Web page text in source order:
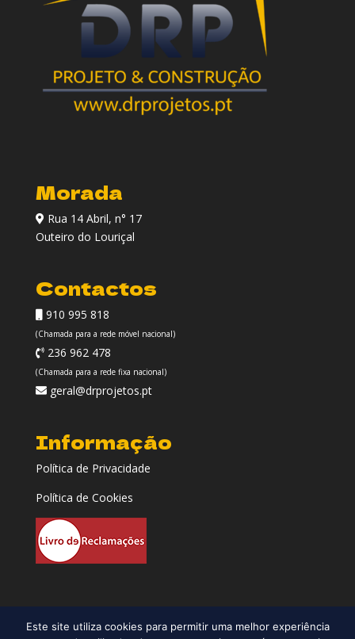
Morada
Rua 14 Abril, n° 17
Outeiro do Louriçal
Contactos
910 995 818
(Chamada para a rede móvel nacional)
236 962 478
(Chamada para a rede fixa nacional)
geral@drprojetos.pt
Informação
Política de Privacidade
Política de Cookies
Este site utiliza cookies para permitir uma melhor experiência